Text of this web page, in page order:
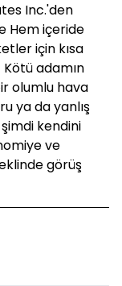
Inc.'den
Hem içeride
için kısa
adamın
olumlu hava
ya da yanlış
kendini
ve
görüş